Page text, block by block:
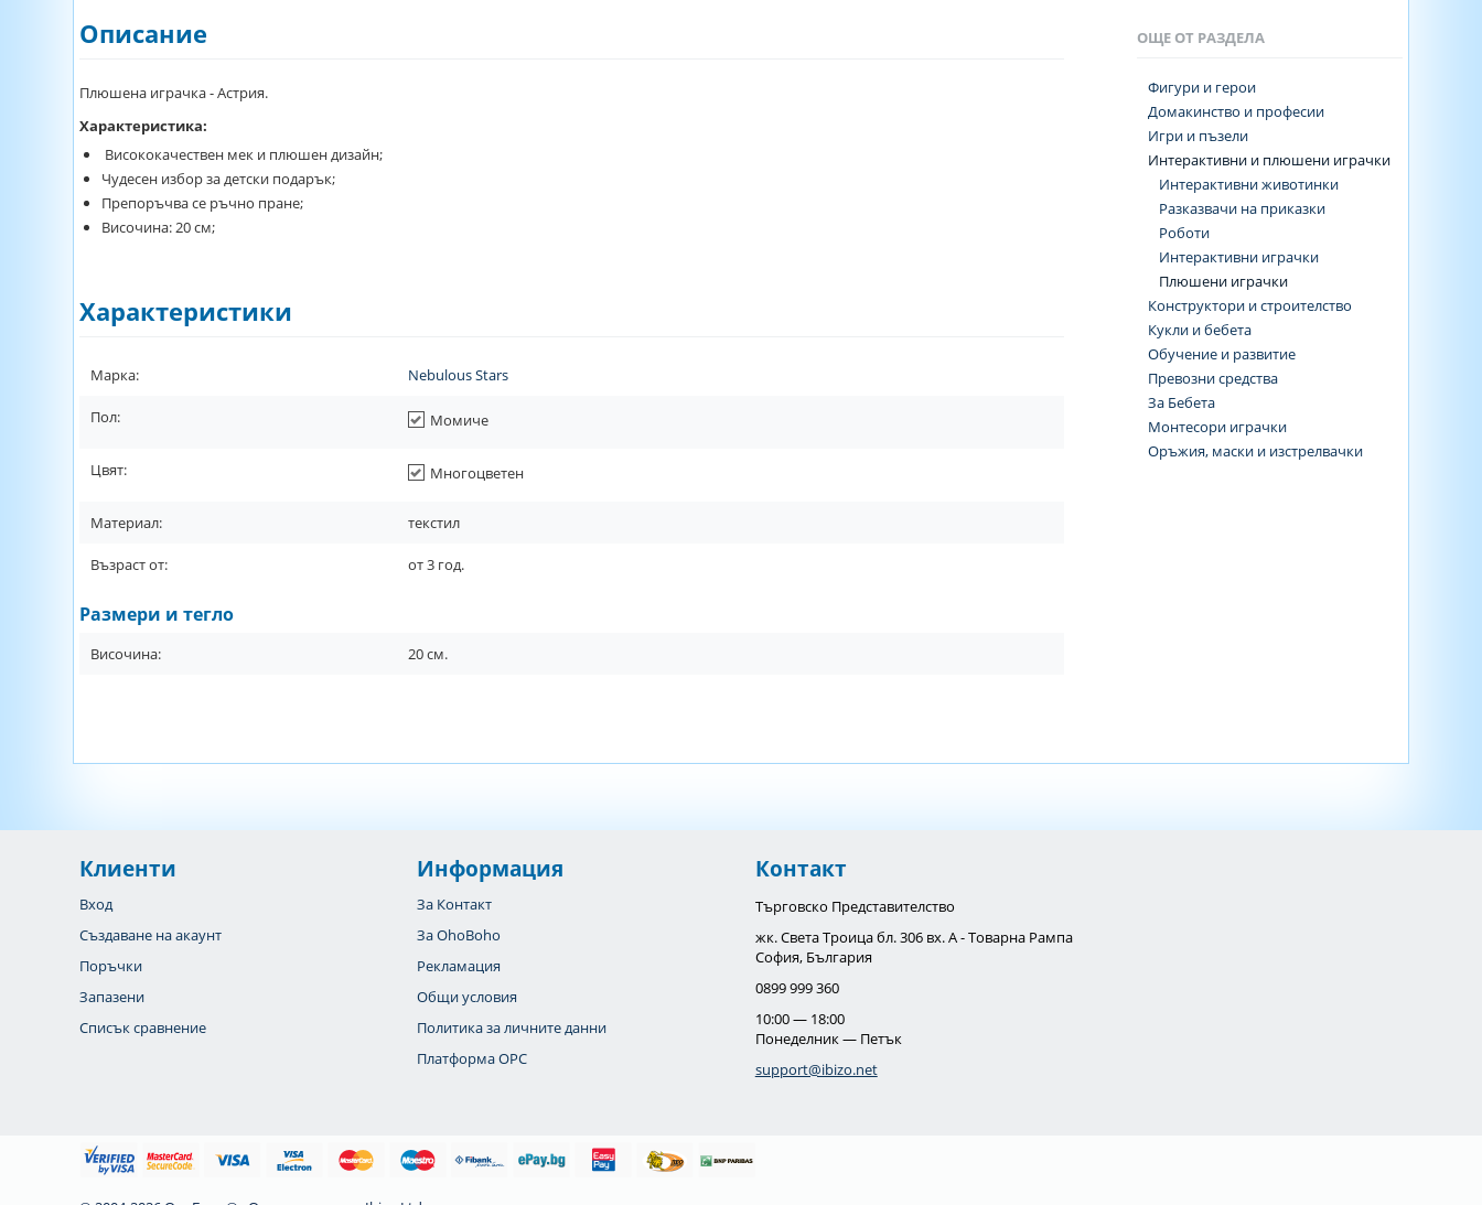
Описание
Плюшена играчка - Астрия.
Характеристика:
Висококачествен мек и плюшен дизайн;
Чудесен избор за детски подарък;
Препоръчва се ръчно пране;
Височина: 20 см;
Характеристики
Марка: Nebulous Stars
Пол: Момиче
Цвят: Многоцветен
Материал: текстил
Възраст от: от3 год.
Размери и тегло
Височина: 20см.
ОЩЕ ОТ РАЗДЕЛА
Фигури и герои
Домакинство и професии
Игри и пъзели
Интерактивни и плюшени играчки
Интерактивни животинки
Разказвачи на приказки
Роботи
Интерактивни играчки
Плюшени играчки
Конструктори и строителство
Кукли и бебета
Обучение и развитие
Превозни средства
За Бебета
Монтесори играчки
Оръжия, маски и изстрелвачки
Клиенти
Вход
Създаване на акаунт
Поръчки
Запазени
Списък сравнение
Информация
За Контакт
За OhoBoho
Рекламация
Общи условия
Политика за личните данни
Платформа OPC
Контакт
Търговско Представителство
жк. Света Троица бл. 306 вх. А - Товарна Рампа
София, България
0899 999 360
10:00 — 18:00
Понеделник — Петък
support@ibizo.net